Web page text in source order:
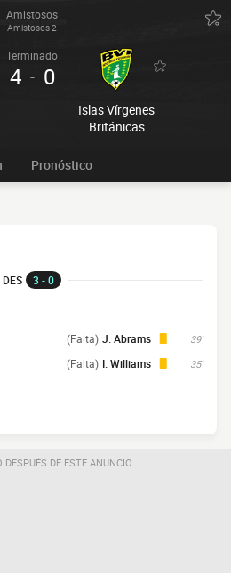
Amistosos
Amistosos 2
Terminado
4 - 0
Islas Vírgenes
Británicas
Pronóstico
DES 3 - 0
39'
J. Abrams
(Falta)
35'
I. Williams
(Falta)
DE ESTE ANUNCIO